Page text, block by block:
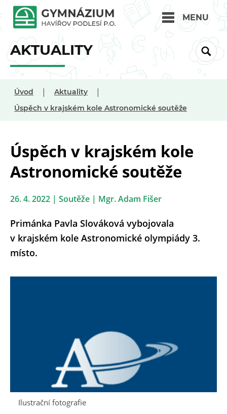
MENU
AKTUALITY
Úvod | Aktuality |
Úspěch v krajském kole Astronomické soutěže
Úspěch v krajském kole
Astronomické soutěže
26. 4. 2022 | Soutěže | Mgr. Adam Fišer
Primánka Pavla Slováková vybojovala
v krajském kole Astronomické olympiády 3.
místo.
Ilustrační fotografie